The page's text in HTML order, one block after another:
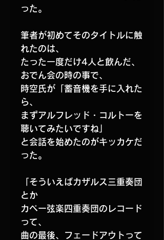
った。
筆者が初めてそのタイトルに触
れたのは、
たった一度だけ4人と飲んだ、
おでん会の時の事で、
時空氏が「蓄音機を手に入れた
ら、
まずアルフレッド・コルトーを
聴いてみたいですね」
と会話を始めたのがキッカケだ
った。
「そういえばカザルス三重奏団
とか
カペー弦楽四重奏団のレコード
って、
曲の最後、フェードアウトって